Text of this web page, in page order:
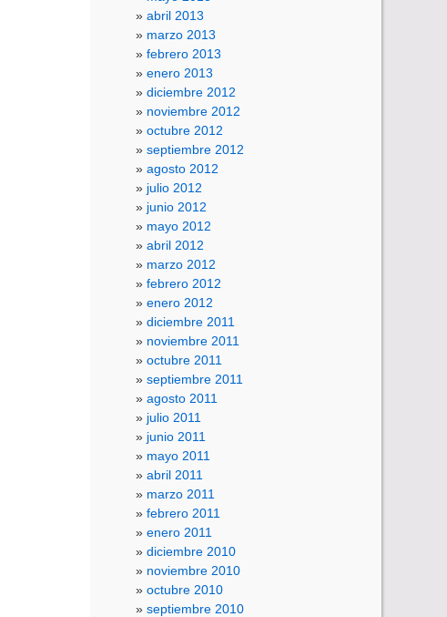
abril 2013
marzo 2013
febrero 2013
enero 2013
diciembre 2012
noviembre 2012
octubre 2012
septiembre 2012
agosto 2012
julio 2012
junio 2012
mayo 2012
abril 2012
marzo 2012
febrero 2012
enero 2012
diciembre 2011
noviembre 2011
octubre 2011
septiembre 2011
agosto 2011
julio 2011
junio 2011
mayo 2011
abril 2011
marzo 2011
febrero 2011
enero 2011
diciembre 2010
noviembre 2010
octubre 2010
septiembre 2010